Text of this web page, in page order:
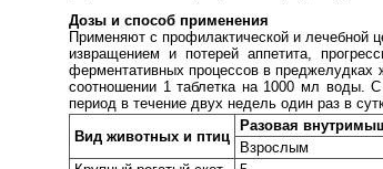
Дозы и способ применения
Применяют с профилактической и лечебной
извращением и потерей аппетита,
ферментативных процессов в преджелудках
соотношении 1 таблетка на 1000 мл воды.
период в течение двух недель один раз в
Вид животных и птиц
Разовая
Взрослым